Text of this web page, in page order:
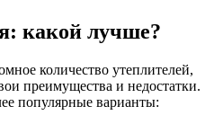
какой лучше?
количество утеплителей,
преимущества и недостатки.
популярные варианты: